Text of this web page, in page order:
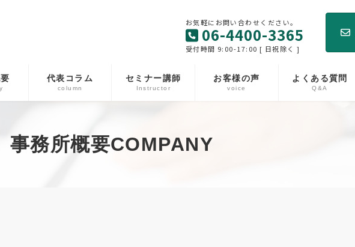
お気軽にお問い合わせください。
06-4400-3365
受付時間 9:00-17:00 [ 日祝除く ]
代表コラム
column
セミナー講師
Instructor
お客様の声
voice
よくある質問
Q&A
事務所概要